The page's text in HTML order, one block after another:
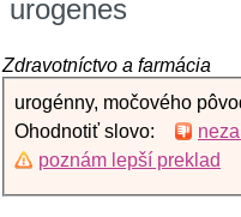
urogenes
Zdravotníctvo a farmácia
urogénny, močového
Ohodnotiť slovo:
poznám lepší preklad